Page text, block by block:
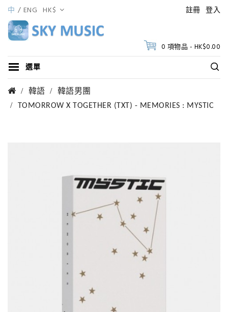
註冊 登入
中 ENG HK$
0 項物品 - HK$0.00
選單
韓語
韓語男團
TOMORROW X TOGETHER (TXT) - MEMORIES : MYSTIC